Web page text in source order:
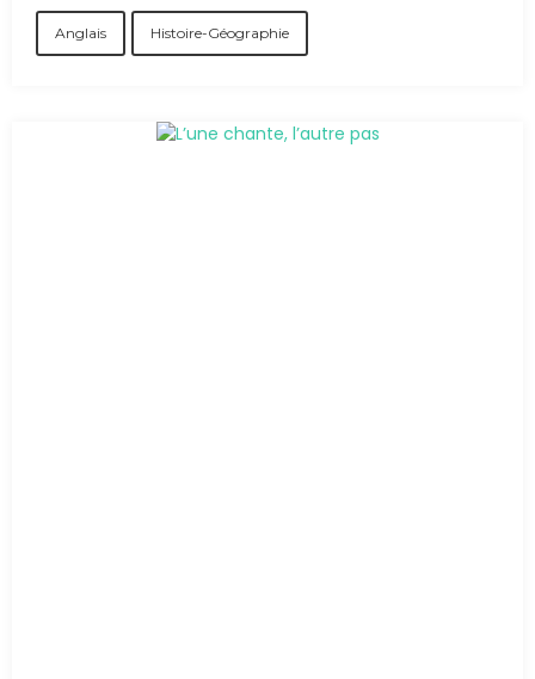
Anglais Histoire-Géographie